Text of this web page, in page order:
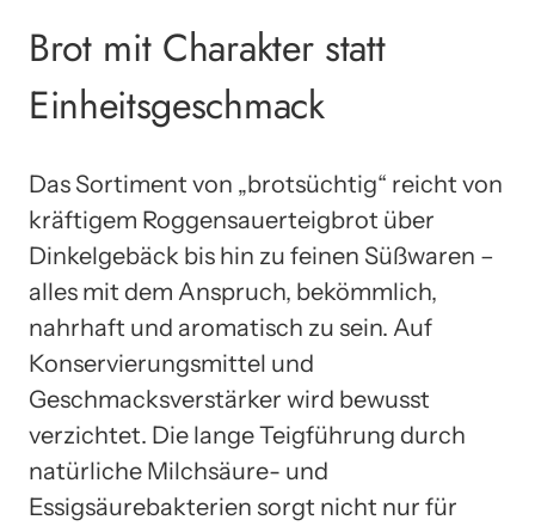
Brot mit Charakter statt
Einheitsgeschmack
Das Sortiment von „brotsüchtig“ reicht von
kräftigem Roggensauerteigbrot über
Dinkelgebäck bis hin zu feinen Süßwaren –
alles mit dem Anspruch, bekömmlich,
nahrhaft und aromatisch zu sein. Auf
Konservierungsmittel und
Geschmacksverstärker wird bewusst
verzichtet. Die lange Teigführung durch
natürliche Milchsäure- und
Essigsäurebakterien sorgt nicht nur für